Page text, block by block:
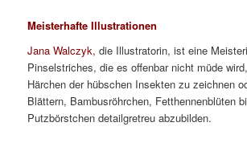
Meisterhafte Illustrationen
Jana Walczyk, die Illustratorin, ist eine
Pinselstriches, die es offenbar nicht müde
Härchen der hübschen Insekten zu zeichnen
Blättern, Bambusröhrchen, Fetthennenblüten
Putzbörstchen detailgretreu abzubilden.